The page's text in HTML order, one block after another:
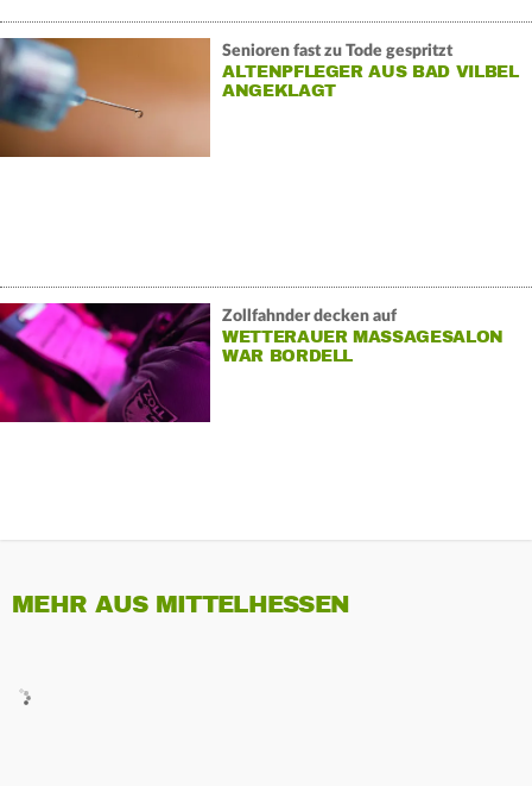
Senioren fast zu Tode gespritzt
ALTENPFLEGER AUS BAD VILBEL
ANGEKLAGT
Zollfahnder decken auf
WETTERAUER MASSAGESALON
WAR BORDELL
MEHR AUS MITTELHESSEN